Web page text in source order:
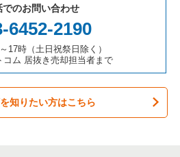
き売却物件の案件一覧
の居抜き売却物件の案件一覧
件一覧
居抜き売却物件の案件一覧
却物件の案件一覧
抜き売却物件の案件一覧
却物件の案件一覧
抜き売却物件の案件一覧
抜き売却物件の案件一覧
き売却物件の案件一覧
却物件の案件一覧
抜き売却物件の案件一覧
リの居抜き売却物件の案件一覧
物件の案件一覧
グバーの居抜き売却物件の案件一覧
売却物件の案件一覧
物件の案件一覧
でのお問い合わせ
6452-2190
17時（土日祝祭日除く）
ム 居抜き売却担当者まで
知りたい方はこちら